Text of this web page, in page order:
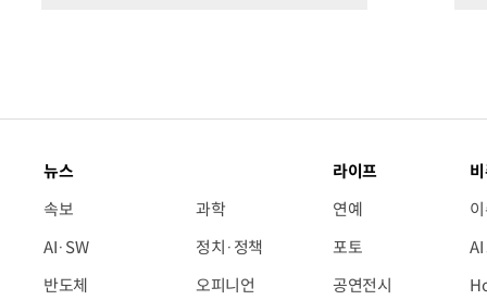
뉴스
속보
AI·SW
반도체
과학
정치·정책
오피니언
라이프
연예
포토
공연전시